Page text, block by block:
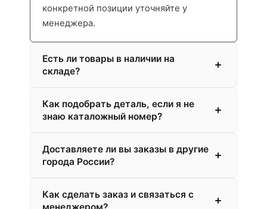
конкретной позиции уточняйте у
менеджера.
Есть ли товары в наличии на
складе?
Как подобрать деталь, если я не
знаю каталожный номер?
Доставляете ли вы заказы в другие
города России?
Как сделать заказ и связаться с